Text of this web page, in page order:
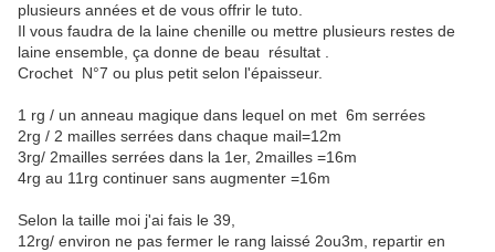
plusieurs années et de vous offrir le tuto.
Il vous faudra de la laine chenille ou mettre plusieurs restes de
laine ensemble, ça donne de beau résultat .
Crochet N°7 ou plus petit selon l'épaisseur.
1 rg / un anneau magique dans lequel on met 6m serrées
2rg / 2 mailles serrées dans chaque mail=12m
3rg/ 2mailles serrées dans la 1er, 2mailles =16m
4rg au 11rg continuer sans augmenter =16m
Selon la taille moi j'ai fais le 39,
12rg/ environ ne pas fermer le rang laissé 2ou3m, repartir en